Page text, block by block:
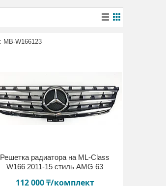
MB-W166123
Решетка радиатора на ML-Class
W166 2011-15 стиль AMG 63
112 000 ₸/комплект